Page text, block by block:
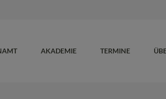
AKADEMIE TERMINE